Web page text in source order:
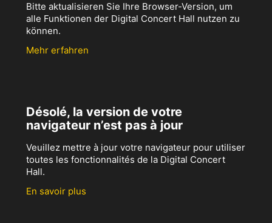
Bitte aktualisieren Sie Ihre Browser-Version, um
alle Funktionen der Digital Concert Hall nutzen zu
können.
Mehr erfahren
Désolé, la version de votre
navigateur n’est pas à jour
Veuillez mettre à jour votre navigateur pour utiliser
toutes les fonctionnalités de la Digital Concert
Hall.
En savoir plus